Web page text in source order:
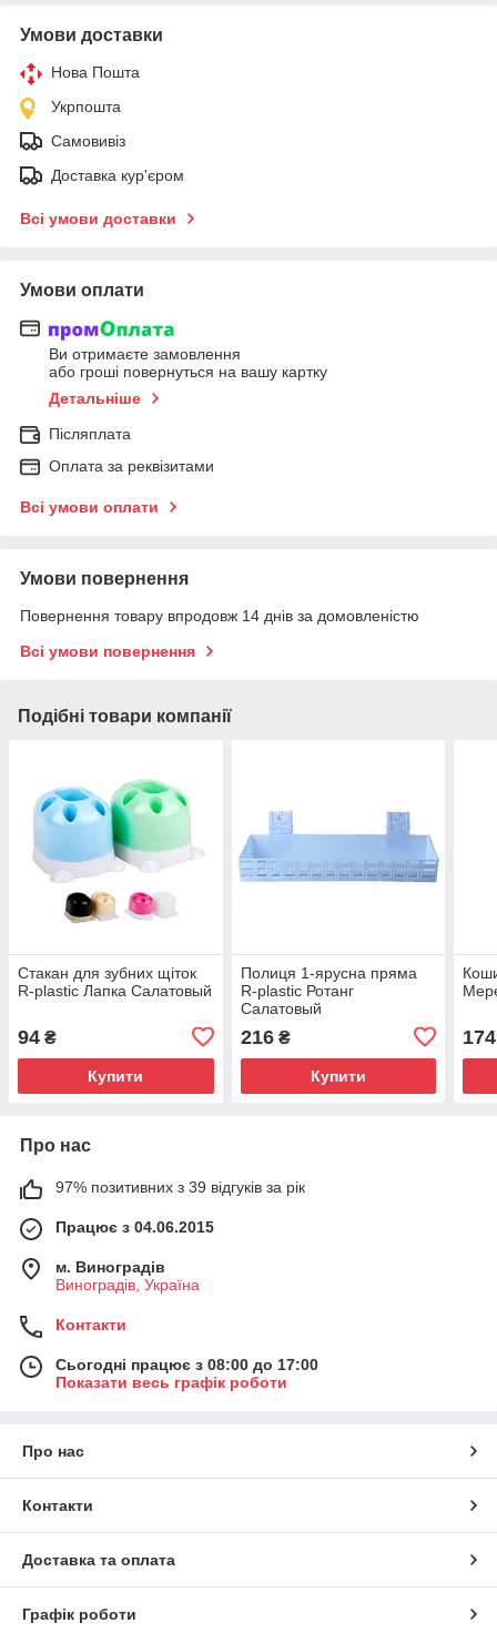
Умови доставки
Нова Пошта
Укрпошта
Самовивіз
Доставка кур'єром
Всі умови доставки
Умови оплати
Ви отримаєте замовлення
або гроші повернуться на вашу картку
Детальніше
Післяплата
Оплата за реквізитами
Всі умови оплати
Умови повернення
Повернення товару впродовж 14 днів за домовленістю
Всі умови повернення
Подібні товари компанії
Стакан для зубних щіток
R-plastic Лапка Салатовый
94 ₴
Купити
Полиця 1-ярусна пряма
R-plastic Ротанг
Салатовый
216₴
Купити
174
Про нас
97% позитивних з 39 відгуків за рік
Працює з 04.06.2015
м. Виноградів
Виноградів, Україна
Контакти
Сьогодні працює з 08:00 до 17:00
Показати весь графік роботи
Про нас
Контакти
Доставка та оплата
Графік роботи